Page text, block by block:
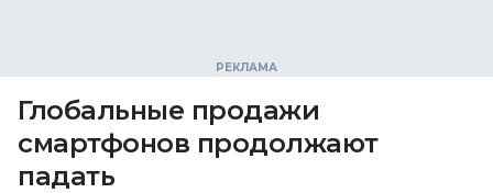
Глобальные продажи
смартфонов продолжают
падать